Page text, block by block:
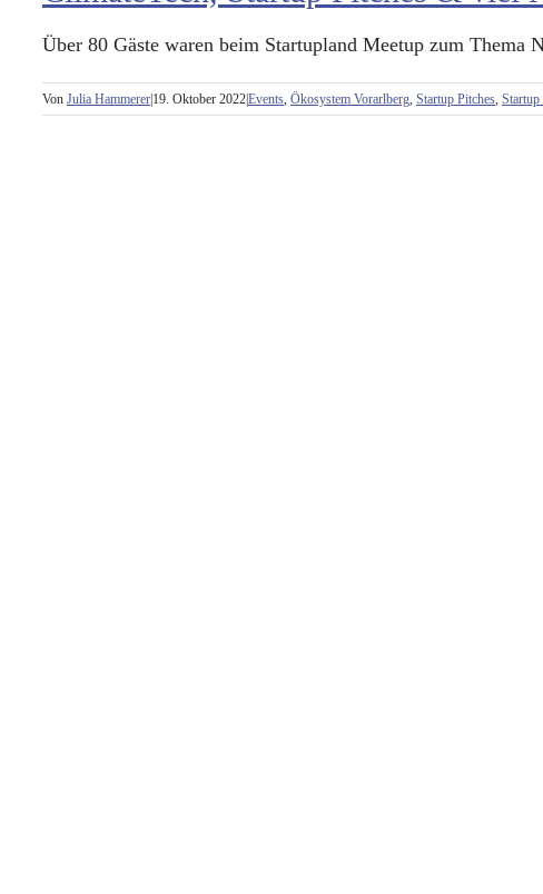
Über 80 Gäste waren beim Startupland Meetup zum Thema
Von Julia Hammerer 19. Oktober 2022Events, Ökosystem Vorarlberg, Startup Pitches, Startup